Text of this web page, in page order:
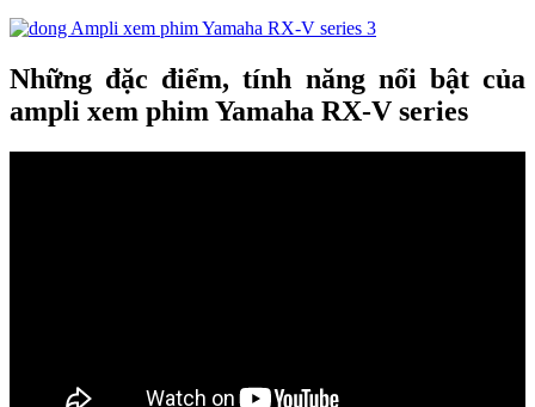
Những đặc điểm, tính năng nổi bật của
ampli xem phim Yamaha RX-V series